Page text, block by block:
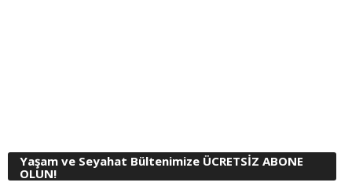
Yaşam ve Seyahat Bültenimize ÜCRETSİZ ABONE
OLUN!